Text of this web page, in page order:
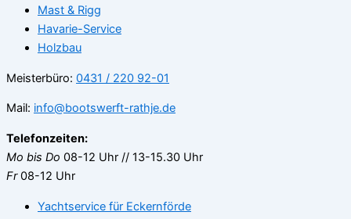
Mast & Rigg
Havarie-Service
Holzbau
Meisterbüro: 0431 / 220 92-01
Mail: info@bootswerft-rathje.de
Telefonzeiten:
Mo bis Do 08-12 Uhr // 13-15.30 Uhr
Fr08-12 Uhr
Yachtservice für Eckernförde